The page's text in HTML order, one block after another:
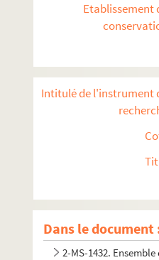
Etablissement
Intitulé de l'instrument
Dans le document
Papiers littéraires
2-MS-1414. Société
La question des
4-MS-6302. Charles-
Ensemble de
2-MS-1431.
2-MS-1432.